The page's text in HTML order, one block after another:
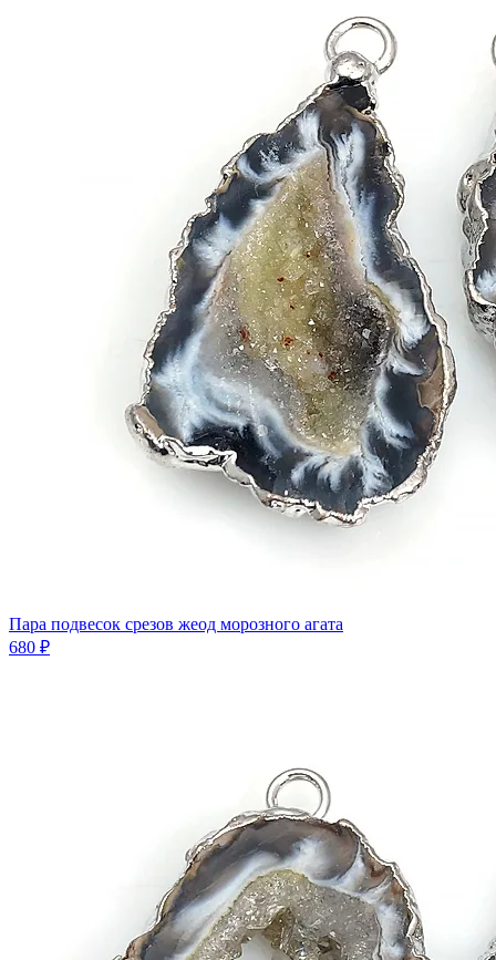
Пара подвесок срезов жеод морозного агата
680 ₽